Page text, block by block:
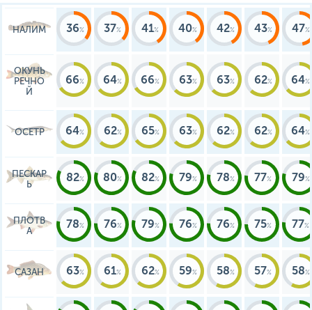
назначения можно на машине
или электричке.
двигаться в направлении
Краснокамска. Из города по
правому берегу вы можете
доехать до любого
водохранилища.
НАЛИМ 36 37 41 40 42 43 47
ОКУНЬ
РЕЧНО
Й
66 64 66 63 63 62 64
ОСЕТР 64 62 65 63 62 62 64
ПЕСКАР
Ь
82 80 82 79 78 77 79
ПЛОТВ
А
78 76 79 76 76 75 77
САЗАН 63 61 62 59 58 57 58